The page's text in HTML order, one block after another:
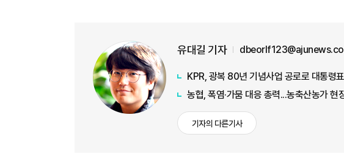
유대길 기자
KPR, 광복 80년 기념사업 공로로 대통령
농협, 폭염·가뭄 대응 총력...농축산농가 현
기자의 다른기사